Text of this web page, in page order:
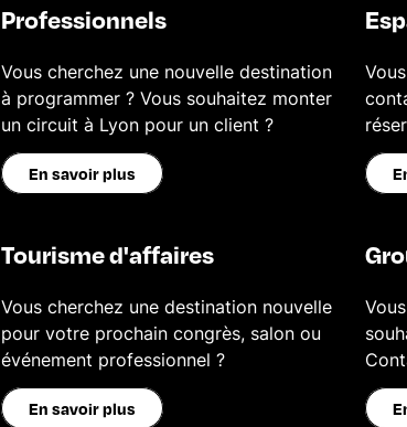
Professionnels
Vous cherchez une nouvelle destination
à programmer ? Vous souhaitez monter
un circuit à Lyon pour un client ?
En savoir plus
Tourisme d'affaires
Vous cherchez une destination nouvelle
pour votre prochain congrès, salon ou
événement professionnel ?
En savoir plus